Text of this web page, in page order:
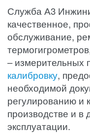
Служба А3
качественное,
обслуживание,
– измерительных
калибровку,
необходимой
регулированию и
производстве и в
эксплуатации.